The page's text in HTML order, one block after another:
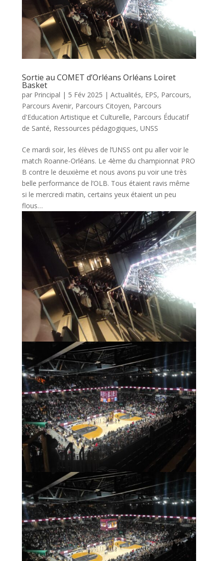
Sortie au COMET d’Orléans Orléans Loiret
Basket
par Principal | 5 Fév 2025 | Actualités, EPS, Parcours,
Parcours Avenir, Parcours Citoyen, Parcours
d'Education Artistique et Culturelle, Parcours Éducatif
de Santé, Ressources pédagogiques, UNSS
Ce mardi soir, les élèves de l’UNSS ont pu aller voir le
match Roanne-Orléans. Le 4ème du championnat PRO
B contre le deuxième et nous avons pu voir une très
belle performance de l’OLB. Tous étaient ravis même
si le mercredi matin, certains yeux étaient un peu
flous…